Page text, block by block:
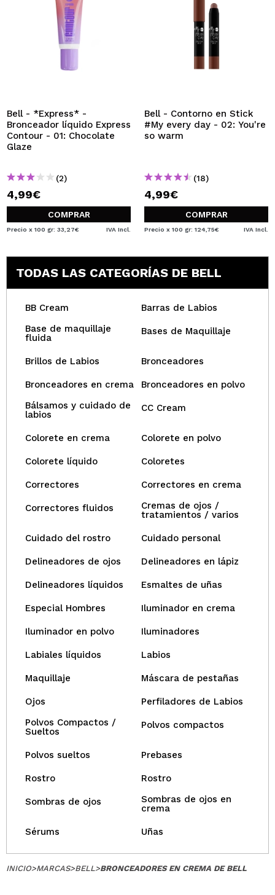
Bell - *Express* -
Bronceador líquido Express
Contour - 01: Chocolate
Glaze
(2)
4,99€
COMPRAR
Precio x 100 gr: 33,27€ IVA Incl.
Bell - Contorno en Stick
#My every day - 02: You're
so warm
(18)
4,99€
COMPRAR
Precio x 100 gr: 124,75€ IVA Incl.
TODAS LAS CATEGORÍAS DE BELL
BB Cream
Barras de Labios
Base de maquillaje
fluida
Bases de Maquillaje
Brillos de Labios Bronceadores
Bronceadores en crema
Bronceadores en polvo
Bálsamos y cuidado de
labios
CC Cream
Colorete en crema Colorete en polvo
Colorete líquido Coloretes
Correctores Correctores en crema
Correctores fluidos
Cremas de ojos /
tratamientos / varios
Cuidado del rostro Cuidado personal
Delineadores de ojos Delineadores en lápiz
Delineadores líquidos Esmaltes de uñas
Especial Hombres Iluminador en crema
Iluminador en polvo Iluminadores
Labiales líquidos Labios
Maquillaje Máscara de pestañas
Ojos
Perfiladores de Labios
Polvos Compactos /
Sueltos
Polvos compactos
Polvos sueltos Prebases
Rostro Rostro
Sombras de ojos
Sombras de ojos en
crema
Sérums Uñas
INICIO>MARCAS>BELL>BRONCEADORES EN CREMA DE BELL